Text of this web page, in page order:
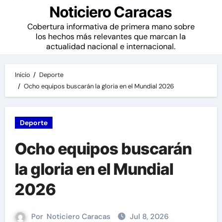
Noticiero Caracas
Cobertura informativa de primera mano sobre
los hechos más relevantes que marcan la
actualidad nacional e internacional.
Inicio
Deporte
Ocho equipos buscarán la gloria en el Mundial 2026
Deporte
Ocho equipos buscarán
la gloria en el Mundial
2026
Por Noticiero Caracas Jul 8, 2026